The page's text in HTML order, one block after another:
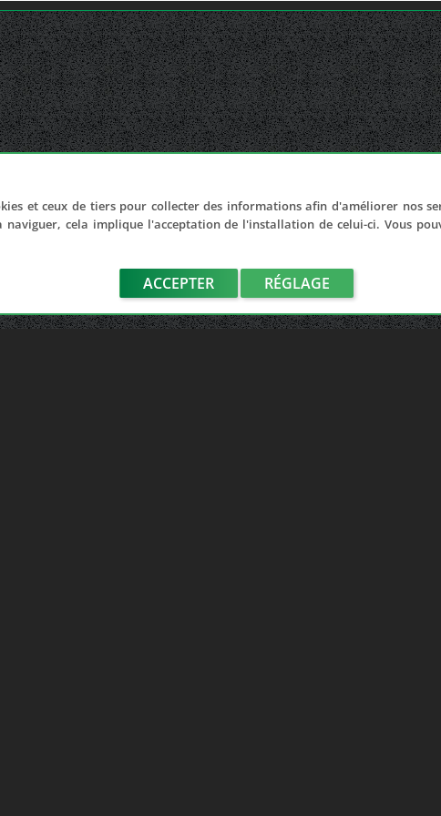
et ceux de tiers pour collecter des informations afin d'améliorer nos
naviguer, cela implique l'acceptation de l'installation de celui-ci. Vous
ACCEPTER RÉGLAGE